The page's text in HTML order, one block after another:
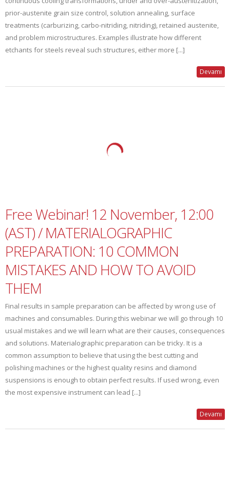
prior-austenite grain size control, solution annealing, surface
treatments (carburizing, carbo-nitriding, nitriding), retained austenite,
and problem microstructures. Examples illustrate how different
etchants for steels reveal such structures, either more [...]
Devamı
Free Webinar! 12 November, 12:00
(AST) / MATERIALOGRAPHIC
PREPARATION: 10 COMMON
MISTAKES AND HOW TO AVOID
THEM
Final results in sample preparation can be affected by wrong use of
machines and consumables. During this webinar we will go through 10
usual mistakes and we will learn what are their causes, consequences
and solutions. Materialographic preparation can be tricky. It is a
common assumption to believe that using the best cutting and
polishing machines or the highest quality resins and diamond
suspensions is enough to obtain perfect results. If used wrong, even
the most expensive instrument can lead [...]
Devamı